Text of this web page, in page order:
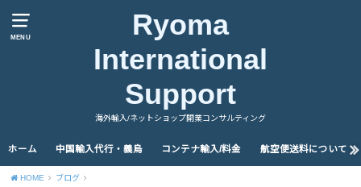
MENU
Ryoma
International
Support
海外輸入/ネットショップ開業コンサルティング
ホーム 中国輸入代行・義烏 コンテナ輸入/料金 航空便送料について
HOME ブログ